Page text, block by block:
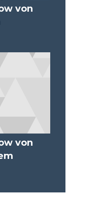
von
von